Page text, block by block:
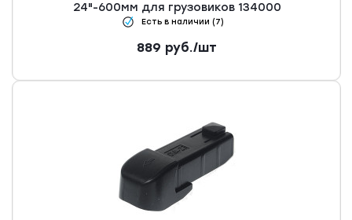
24"-600мм для грузовиков 134000
Есть в наличии (7)
889 руб./шт